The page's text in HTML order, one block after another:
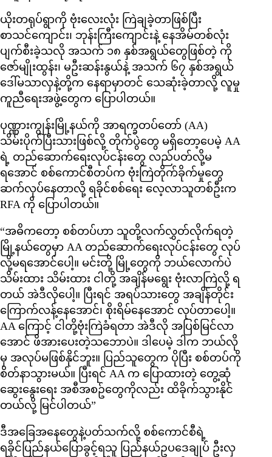
ယိုးတရုပ်ရွာကို ဗုံးလေးလုံး ကြဲချခဲ့တာဖြစ်ပြီး
စာသင်ကျောင်း၊ ဘုန်းကြီးကျောင်းနဲ့ နေအိမ်တစ်လုံး
ပျက်စီးခဲ့သလို အသက် ၁၈ နှစ်အရွယ်တွေဖြစ်တဲ့ ကို
ဇော်မျိုးထွန်း၊ မဦးဆန်းနွယ်နဲ့ အသက် ၆၇ နှစ်အရွယ်
ဒေါ်မသာလှနဲ့တို့က နေရာမှာတင် သေဆုံးခဲ့တာလို့ လူမှု
ကူညီရေးအဖွဲ့တွေက ပြောပါတယ်။
ပုဏ္ဏားကျွန်းမြို့နယ်ကို အာရက္ခတပ်တော် (AA)
သိမ်းပိုက်ပြီးသားဖြစ်လို့ တိုက်ပွဲတွေ မရှိတော့ပေမဲ့ AA
ရဲ့ တည်ဆောက်ရေးလုပ်ငန်းတွေ လည်ပတ်လို့မ
ရအောင် စစ်ကောင်စီတပ်က ဗုံးကြဲတိုက်ခိုက်မှုတွေ
ဆက်လုပ်နေတာလို့ ရခိုင်စစ်ရေး လေ့လာသူတစ်ဦးက
RFA ကို ပြောပါတယ်။
“အဓိကတော့ စစ်တပ်ဟာ သူတို့လက်လွှတ်လိုက်ရတဲ့
မြို့နယ်တွေမှာ AA တည်ဆောက်ရေးလုပ်ငန်းတွေ လုပ်
လို့မရအောင်ပေါ့။ မင်းတို့ မြို့တွေကို ဘယ်လောက်ပဲ
သိမ်းထား သိမ်းထား ငါတို့ အချိန်မရွေး ဗုံးလာကြဲလို့ ရ
တယ် အဲဒီလိုပေါ့။ ပြီးရင် အရပ်သားတွေ အချိန်တိုင်း
ကြောက်လန့်နေအောင်၊ စိုးရိမ်နေအောင် လုပ်တာပေါ့။
AA ကြောင့် ငါတို့ဗုံးကြဲခံရတာ အဲဒီလို အပြစ်မြင်လာ
အောင် ဖိအားပေးတဲ့သဘောပဲ။ ဒါပေမဲ့ ဒါက ဘယ်လို
မှ အလုပ်မဖြစ်နိုင်ဘူး။ ပြည်သူတွေက ပိုပြီး စစ်တပ်ကို
စိတ်နာသွားမယ်။ ပြီးရင် AA က ပြောထားတဲ့ တွေ့ဆုံ
ဆွေးနွေးရေး အစီအစဥ်တွေကိုလည်း ထိခိုက်သွားနိုင်
တယ်လို့ မြင်ပါတယ်”
ဒီအခြေအနေတွေနဲ့ပတ်သက်လို့ စစ်ကောင်စီရဲ့
ရခိုင်ပြည်နယ်ပြောခွင့်ရသူ ပြည်နယ်ဥပဒေချုပ် ဦးလှ